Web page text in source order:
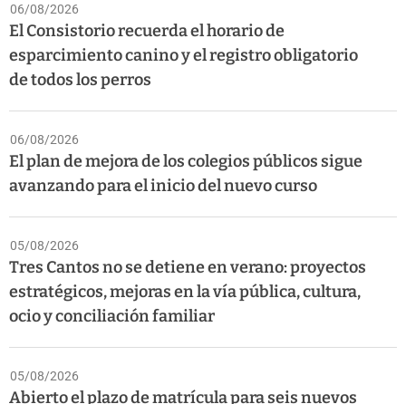
06/08/2026
El Consistorio recuerda el horario de
esparcimiento canino y el registro obligatorio
de todos los perros
06/08/2026
El plan de mejora de los colegios públicos sigue
avanzando para el inicio del nuevo curso
05/08/2026
Tres Cantos no se detiene en verano: proyectos
estratégicos, mejoras en la vía pública, cultura,
ocio y conciliación familiar
05/08/2026
Abierto el plazo de matrícula para seis nuevos